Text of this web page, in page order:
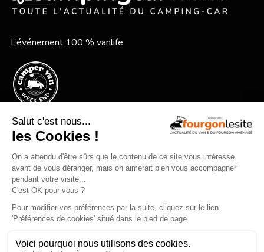
L’événement 100 % vanlife
Le festival vanlife en bord de mer
Mentions légales